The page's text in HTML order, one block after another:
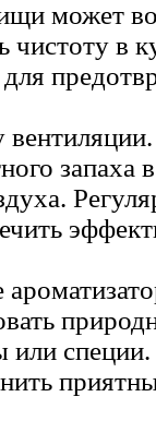
может
чистоту в
или